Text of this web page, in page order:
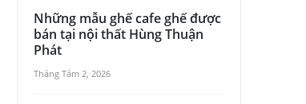
Những mẫu ghế cafe ghế được
bán tại nội thất Hùng Thuận
Phát
Tháng Tám 2, 2026